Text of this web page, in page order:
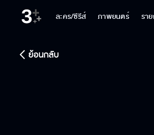
ละคร/ซีรีส์ ภาพยนตร์ รา
ย้อนกลับ